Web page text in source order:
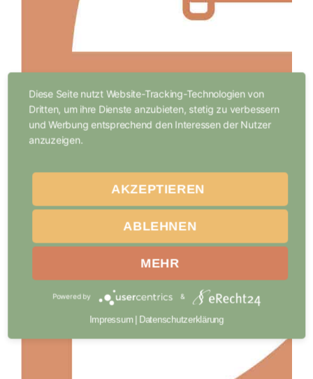
Diese Seite nutzt Website-Tracking-Technologien von
Dritten, um ihre Dienste anzubieten, stetig zu verbessern
und Werbung entsprechend den Interessen der Nutzer
anzuzeigen.
AKZEPTIEREN
ABLEHNEN
MEHR
Powered by &
Impressum | Datenschutzerklärung